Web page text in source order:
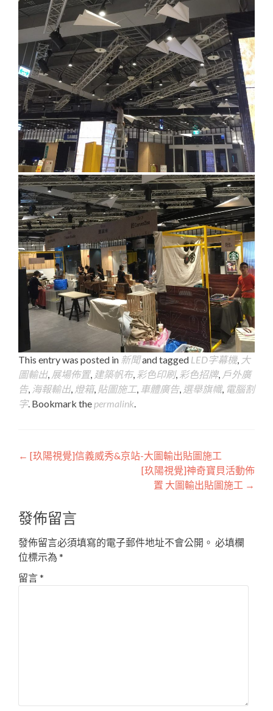
This entry was posted in 新聞and tagged LED字幕機, 大
圖輸出, 展場佈置, 建築帆布, 彩色印刷, 彩色招牌, 戶外廣
告, 海報輸出, 燈箱, 貼圖施工, 車體廣告, 選舉旗幟, 電腦割
字. Bookmark the permalink
Post
← [玖陽視覺]信義威秀&京站-大圖輸出貼圖施工
[玖陽視覺]神奇寶貝活動佈
置 大圖輸出貼圖施工 →
發佈留言
發佈留言必須填寫的電子郵件地址不會公開。 必填欄
位標示為 *
留言*